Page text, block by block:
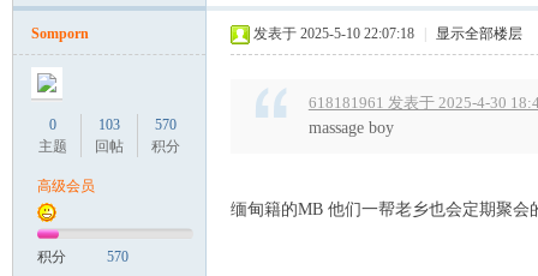
Somporn
0
主题
103
回帖
570
积分
高级会员
积分 570
发表于 2025-5-10 22:07:18 显示全部楼层
618181961 发表于 2025-4-30
massage boy
缅甸籍的MB 他们一帮老乡也会定期聚会